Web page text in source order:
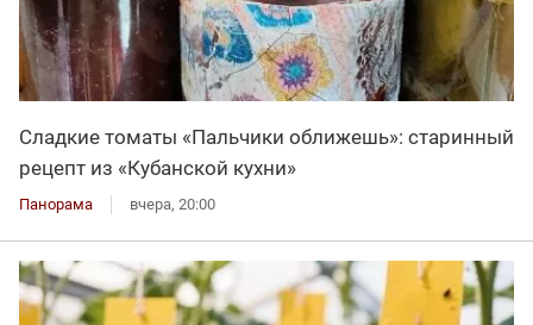
Сладкие томаты «Пальчики оближешь»: старинный
рецепт из «Кубанской кухни»
Панорама вчера, 20:00